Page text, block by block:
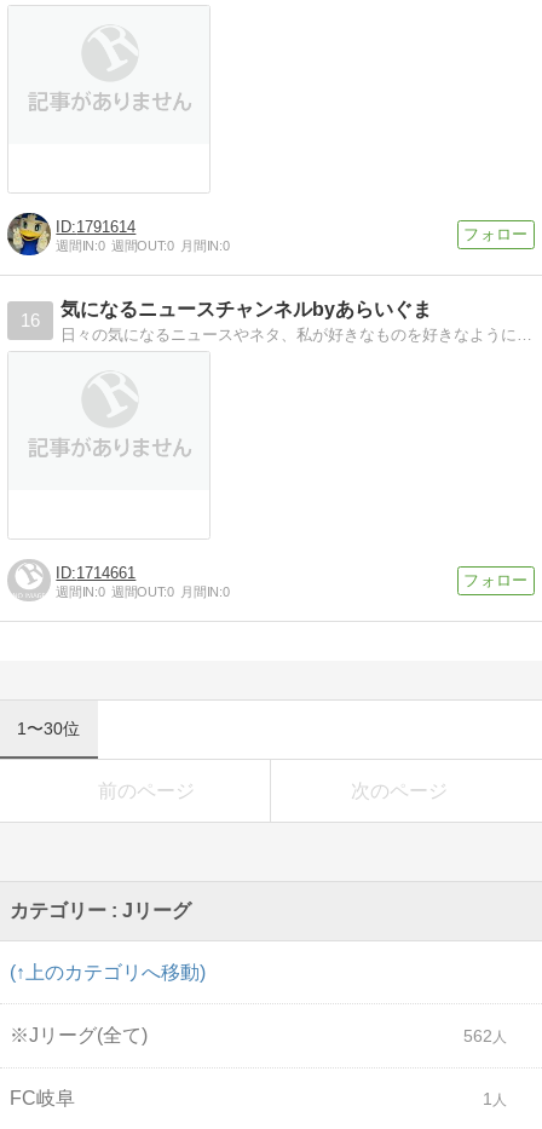
1791614
週間IN:0 週間OUT:0 月間IN:0
16
気になるニュースチャンネルbyあらいぐま
日々の気になるニュースやネタ、私が好きなものを好きなように書いているブログです。メインはサッーネタですが、多くの方に楽しんでもらえるように書いていきます！
1714661
週間IN:0 週間OUT:0 月間IN:0
1〜30位
前のページ 次のページ
カテゴリー : Jリーグ
(↑上のカテゴリへ移動)
※Jリーグ(全て) 562
FC岐阜 1